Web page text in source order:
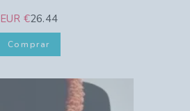
EUR €26.44
Comprar